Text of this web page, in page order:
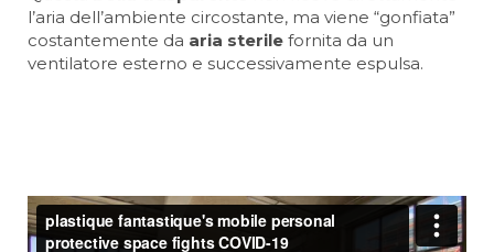
l’aria dell’ambiente circostante, ma viene “gonfiata”
costantemente da aria sterile fornita da un
ventilatore esterno e successivamente espulsa.